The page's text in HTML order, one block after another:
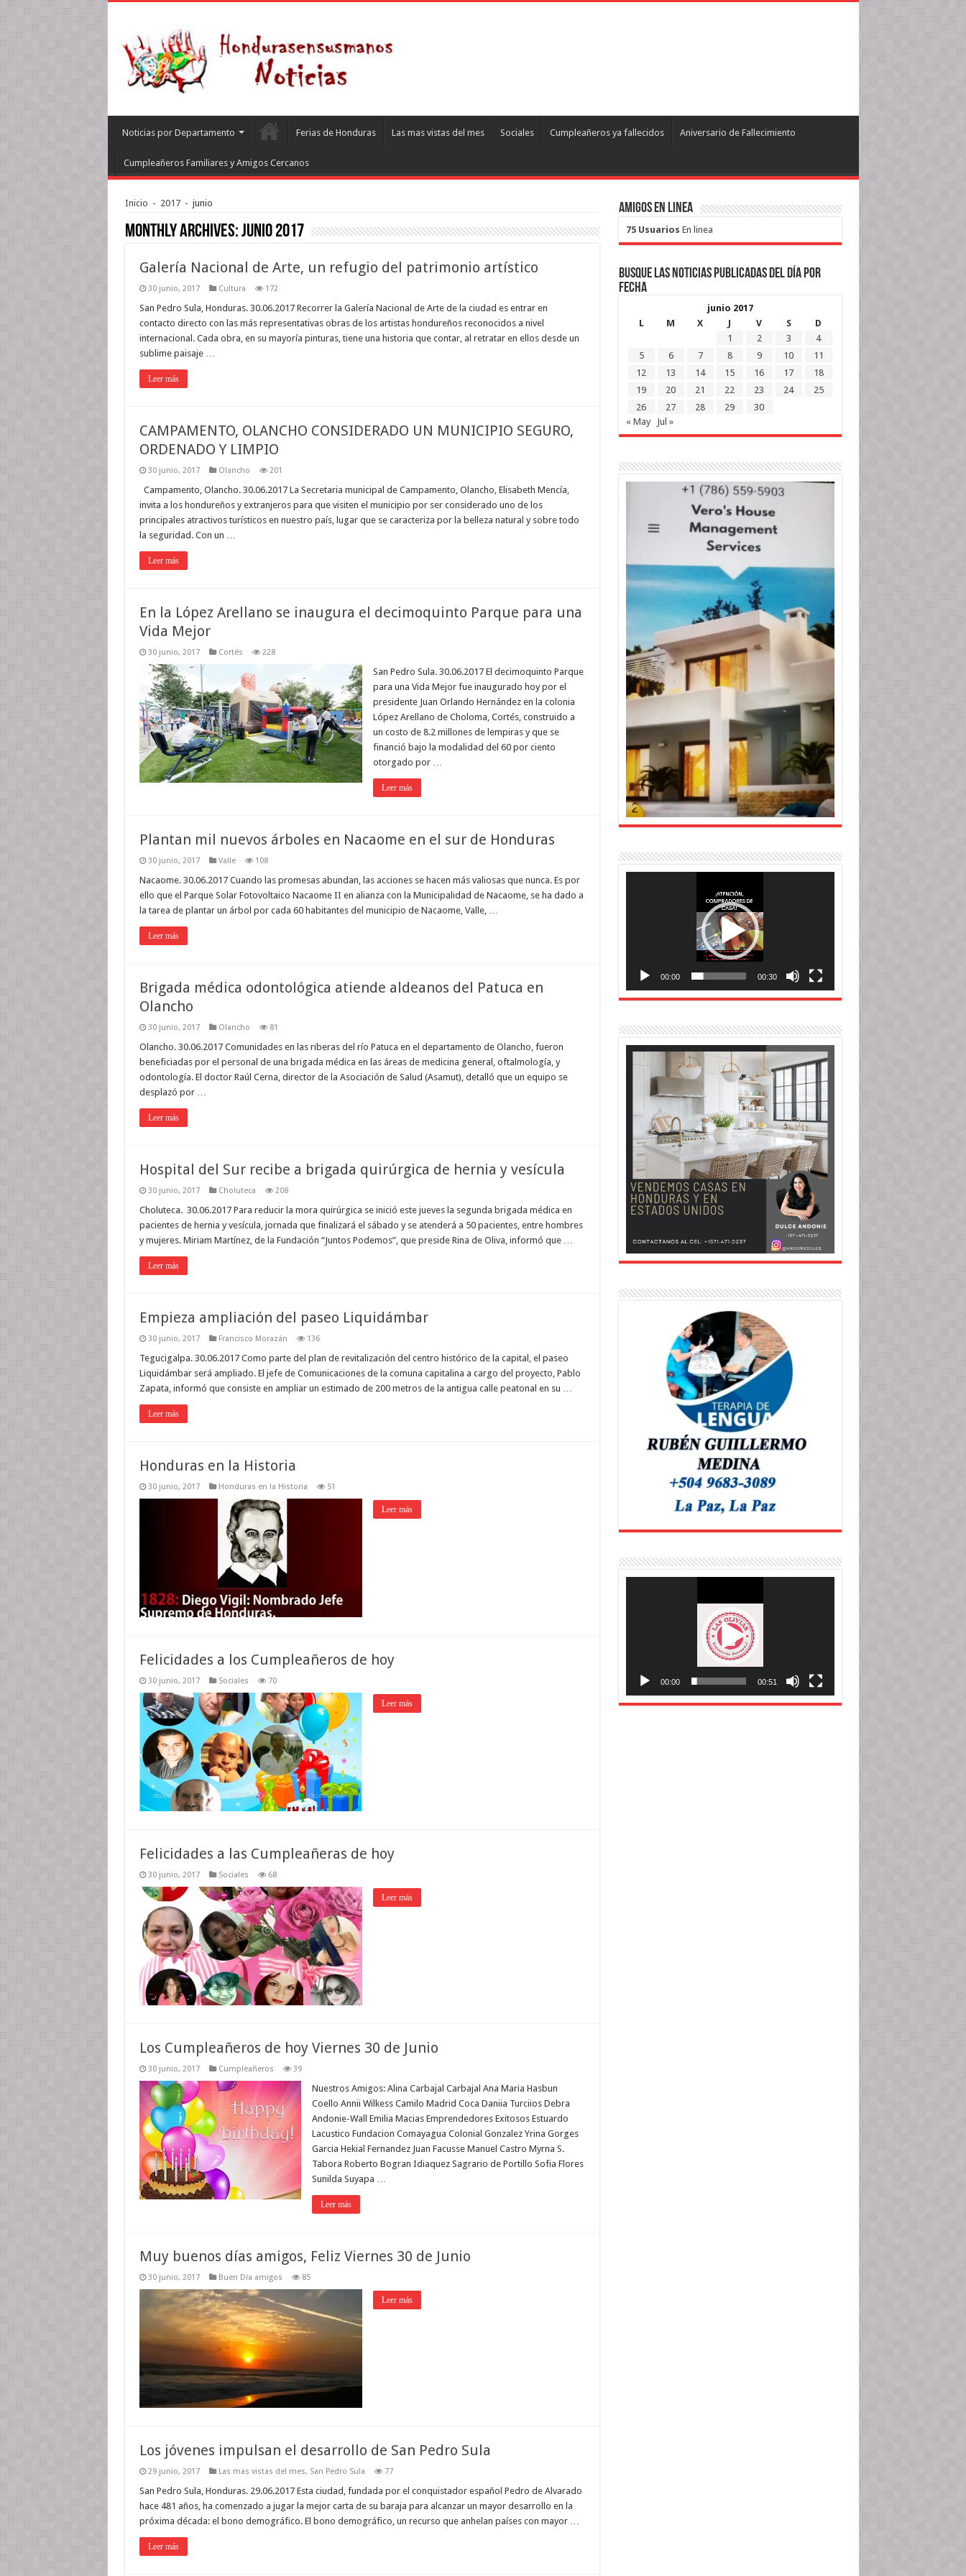
Noticias por Departamento Ferias de Honduras Las mas vistas del mes Sociales Cumpleañeros ya fallecidos Aniversario de Fallecimiento
Cumpleañeros Familiares y Amigos Cercanos
Inicio - 2017 - junio
Monthly Archives:junio 2017
Galería Nacional de Arte, un refugio del patrimonio artístico
30 junio, 2017 Cultura 172
San Pedro Sula, Honduras. 30.06.2017 Recorrer la Galería Nacional de Arte de la ciudad es entrar en
contacto directo con las más representativas obras de los artistas hondureños reconocidos a nivel
internacional. Cada obra, en su mayoría pinturas, tiene una historia que contar, al retratar en ellos desde un
sublime paisaje …
Leer más
CAMPAMENTO, OLANCHO CONSIDERADO UN MUNICIPIO SEGURO,
ORDENADO Y LIMPIO
30 junio, 2017 Olancho 201
Campamento, Olancho. 30.06.2017 La Secretaria municipal de Campamento, Olancho, Elisabeth Mencía,
invita a los hondureños y extranjeros para que visiten el municipio por ser considerado uno de los
principales atractivos turísticos en nuestro país, lugar que se caracteriza por la belleza natural y sobre todo
la seguridad. Con un …
Leer más
En la López Arellano se inaugura el decimoquinto Parque para una
Vida Mejor
30 junio, 2017 Cortés 228
San Pedro Sula. 30.06.2017 El decimoquinto Parque
para una Vida Mejor fue inaugurado hoy por el
presidente Juan Orlando Hernández en la colonia
López Arellano de Choloma, Cortés, construido a
un costo de 8.2 millones de lempiras y que se
financió bajo la modalidad del 60 por ciento
otorgado por …
Leer más
Plantan mil nuevos árboles en Nacaome en el sur de Honduras
30 junio, 2017 Valle 108
Nacaome. 30.06.2017 Cuando las promesas abundan, las acciones se hacen más valiosas que nunca. Es por
ello que el Parque Solar Fotovoltaico Nacaome II en alianza con la Municipalidad de Nacaome, se ha dado a
la tarea de plantar un árbol por cada 60 habitantes del municipio de Nacaome, Valle, …
Leer más
Brigada médica odontológica atiende aldeanos del Patuca en
Olancho
30 junio, 2017 Olancho 81
Olancho. 30.06.2017 Comunidades en las riberas del río Patuca en el departamento de Olancho, fueron
beneficiadas por el personal de una brigada médica en las áreas de medicina general, oftalmología, y
odontología. El doctor Raúl Cerna, director de la Asociación de Salud (Asamut), detalló que un equipo se
desplazó por …
Leer más
Hospital del Sur recibe a brigada quirúrgica de hernia y vesícula
30 junio, 2017 Choluteca 208
Choluteca. 30.06.2017 Para reducir la mora quirúrgica se inició este jueves la segunda brigada médica en
pacientes de hernia y vesícula, jornada que finalizará el sábado y se atenderá a 50 pacientes, entre hombres
y mujeres. Miriam Martínez, de la Fundación “Juntos Podemos”, que preside Rina de Oliva, informó que …
Leer más
Empieza ampliación del paseo Liquidámbar
30 junio, 2017 Francisco Morazán 136
Tegucigalpa. 30.06.2017 Como parte del plan de revitalización del centro histórico de la capital, el paseo
Liquidámbar será ampliado. El jefe de Comunicaciones de la comuna capitalina a cargo del proyecto, Pablo
Zapata, informó que consiste en ampliar un estimado de 200 metros de la antigua calle peatonal en su …
Leer más
Honduras en la Historia
30 junio, 2017 Honduras en la Historia 51
Leer más
Felicidades a los Cumpleañeros de hoy
30 junio, 2017 Sociales 70
Leer más
Felicidades a las Cumpleañeras de hoy
30 junio, 2017 Sociales 68
Leer más
Los Cumpleañeros de hoy Viernes 30 de Junio
30 junio, 2017 Cumpleañeros 39
Nuestros Amigos: Alina Carbajal Carbajal Ana Maria Hasbun
Coello Annii Wilkess Camilo Madrid Coca Daniia Turciios Debra
Andonie-Wall Emilia Macias Emprendedores Exitosos Estuardo
Lacustico Fundacion Comayagua Colonial Gonzalez Yrina Gorges
Garcia Hekial Fernandez Juan Facusse Manuel Castro Myrna S.
Tabora Roberto Bogran Idiaquez Sagrario de Portillo Sofia Flores
Sunilda Suyapa …
Leer más
Muy buenos días amigos, Feliz Viernes 30 de Junio
30 junio, 2017 Buen Día amigos 85
Leer más
Los jóvenes impulsan el desarrollo de San Pedro Sula
29 junio, 2017 Las mas vistas del mes, San Pedro Sula 77
San Pedro Sula, Honduras. 29.06.2017 Esta ciudad, fundada por el conquistador español Pedro de Alvarado
hace 481 años, ha comenzado a jugar la mejor carta de su baraja para alcanzar un mayor desarrollo en la
próxima década: el bono demográfico. El bono demográfico, un recurso que anhelan países con mayor …
Leer más
Amigos en Linea
75 Usuarios En linea
Busque las noticias publicadas del día por
fecha
junio 2017
L
M X J V S
D
1
2 3
4
5
6 7 8 9 10
11
12
13 14 15 16 17
18
19
20 21 22 23 24
25
26
27 28 29
30
« May
Jul »
00:00 00:30
00:00 00:51